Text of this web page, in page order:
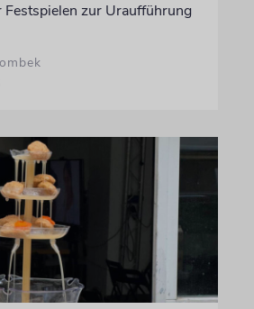
Festspielen zur Uraufführung